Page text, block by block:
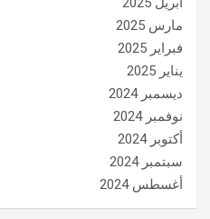
مارس 2025
فبراير 2025
يناير 2025
ديسمبر 2024
نوفمبر 2024
أكتوبر 2024
سبتمبر 2024
أغسطس 2024